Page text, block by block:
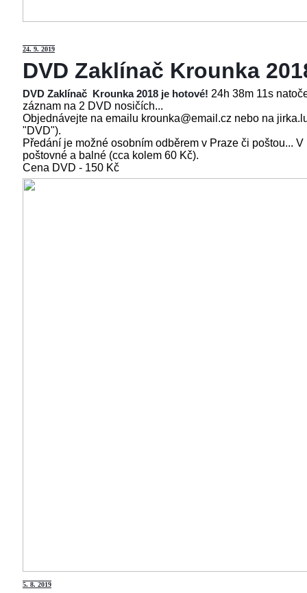
24. 9. 2019
DVD Zaklínač Krounka
DVD Zaklínač Krounka 2018 je hotové! 24h 38m 11s
záznam na 2 DVD nosičích...
Objednávejte na emailu krounka@email.cz nebo na
"DVD").
Předání je možné osobním odběrem v Praze či poštou...
poštovné a balné (cca kolem 60 Kč).
Cena DVD - 150 Kč
5. 8. 2019